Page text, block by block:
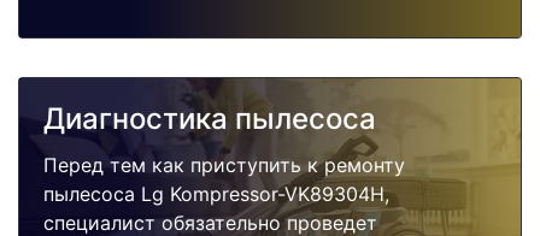
Диагностика пылесоса
Перед тем как приступить к ремонту
пылесоса Lg Kompressor-VK89304H,
специалист обязательно проведет